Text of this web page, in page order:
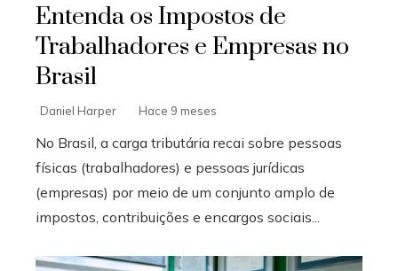
Entenda os Impostos de
Trabalhadores e Empresas no
Brasil
Daniel Harper Hace 9 meses
No Brasil, a carga tributária recai sobre pessoas
físicas (trabalhadores) e pessoas jurídicas
(empresas) por meio de um conjunto amplo de
impostos, contribuições e encargos sociais...